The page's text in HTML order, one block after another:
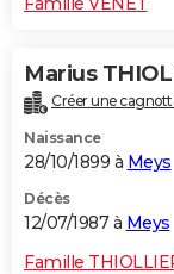
Marius
Créer une
Naissance
28/10/1899 à Meys
Décès
12/07/1987 à Meys
Famille